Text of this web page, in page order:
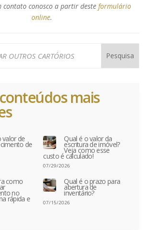
contato conosco a partir deste formulário
online.
mais
valor de
de
Qual é o valor da
escritura de imóvel?
Veja como esse
custo é calculado!
07/29/2026
como
no
rápida e
Qual é o prazo para
abertura de
inventário?
07/15/2026